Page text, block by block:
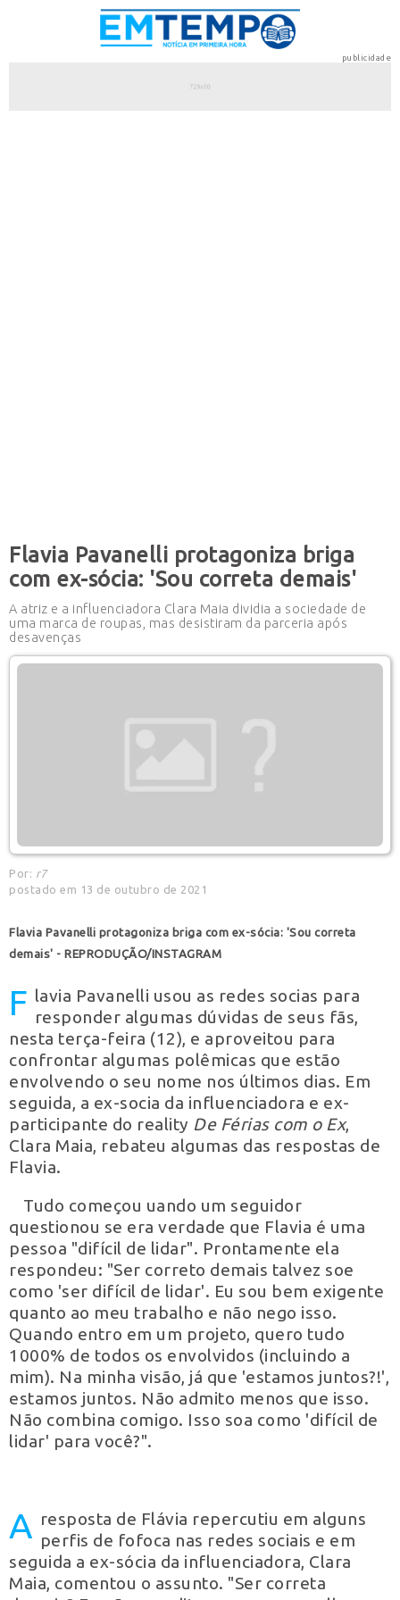
publicidade
Flavia Pavanelli protagoniza briga
com ex-sócia: 'Sou correta demais'
A atriz e a influenciadora Clara Maia dividia a sociedade de
uma marca de roupas, mas desistiram da parceria após
desavenças
Por: r7
postado em 13 de outubro de 2021
Flavia Pavanelli protagoniza briga com ex-sócia: 'Sou correta
demais' - REPRODUÇÃO/INSTAGRAM
F lavia Pavanelli usou as redes socias para
responder algumas dúvidas de seus fãs,
nesta terça-feira (12), e aproveitou para
confrontar algumas polêmicas que estão
envolvendo o seu nome nos últimos dias. Em
seguida, a ex-socia da influenciadora e ex-
participante do reality De Férias com o Ex,
Clara Maia, rebateu algumas das respostas de
Flavia.
Tudo começou uando um seguidor
questionou se era verdade que Flavia é uma
pessoa "difícil de lidar". Prontamente ela
respondeu: "Ser correto demais talvez soe
como 'ser difícil de lidar'. Eu sou bem exigente
quanto ao meu trabalho e não nego isso.
Quando entro em um projeto, quero tudo
1000% de todos os envolvidos (incluindo a
mim). Na minha visão, já que 'estamos juntos?!',
estamos juntos. Não admito menos que isso.
Não combina comigo. Isso soa como 'difícil de
lidar' para você?".
A resposta de Flávia repercutiu em alguns
perfis de fofoca nas redes sociais e em
seguida a ex-sócia da influenciadora, Clara
Maia, comentou o assunto. "Ser correta